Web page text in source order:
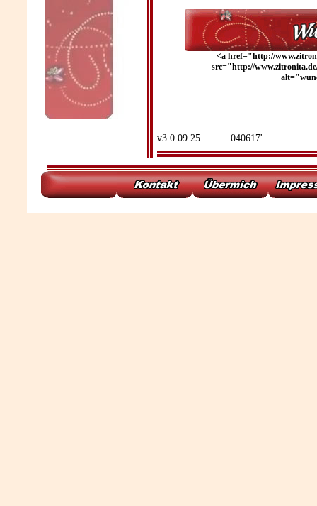
<a href="http://
src="http://
alt="
v3.0 09 25 040617'